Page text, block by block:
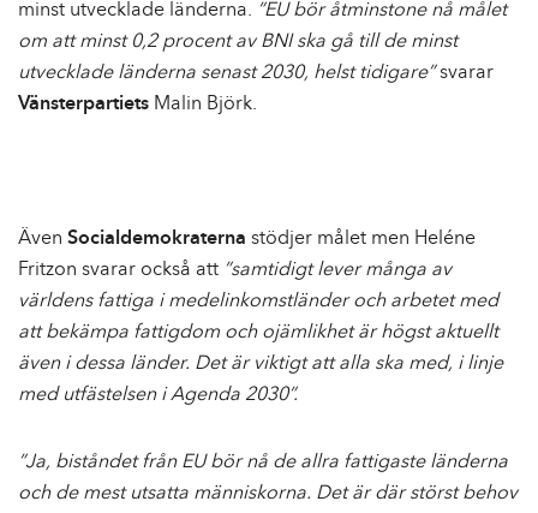
minst utvecklade länderna. ”EU bör åtminstone nå målet
om att minst 0,2 procent av BNI ska gå till de minst
utvecklade länderna senast 2030, helst tidigare”svarar
Vänsterpartiets Malin Björk.
Även Socialdemokraterna stödjer målet men Heléne
Fritzon svarar också att ”samtidigt lever många av
världens fattiga i medelinkomstländer och arbetet med
att bekämpa fattigdom och ojämlikhet är högst aktuellt
även i dessa länder. Det är viktigt att alla ska med, i linje
med utfästelsen i Agenda 2030”.
”Ja, biståndet från EU bör nå de allra fattigaste länderna
och de mest utsatta människorna. Det är där störst behov